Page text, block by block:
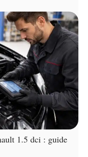
1.5 dci : guide